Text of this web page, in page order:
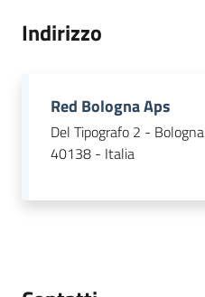
Indirizzo
Red Bologna Aps
Del Tipografo 2 - Bologna
40138 - Italia